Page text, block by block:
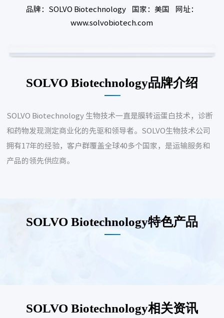
品牌：SOLVO Biotechnology 国家：美国 网址：
www.solvobiotech.com
SOLVO Biotechnology品牌介绍
SOLVO Biotechnology 生物技术一直是膜转运蛋白技术，诊断
和药物发现测定商业化的先驱和领导者。SOLVO生物技术公司
拥有17年的经验，客户群覆盖全球40多个国家，是运输服务和
产品的领先供应商。
SOLVO Biotechnology特色产品
SOLVO Biotechnology相关资讯